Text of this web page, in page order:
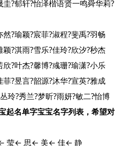
圭?郁轩?怡泽楷语贤一鸣舜华莉?
?瑜颖?宸菲?淑程?斐禹?羽畅
?淇雨?雪乐?佳玲?欣汐?秒杰
?叶杰?馨博?彧珊?瑜潇?小乐
?昱言?韶源?沐华?宣英?雅成
玲?秀兰?梦昕?雨妍?敏二?怡博
起名单字宝宝名字列表，希望对
莹← 思← 美← 佳← 静